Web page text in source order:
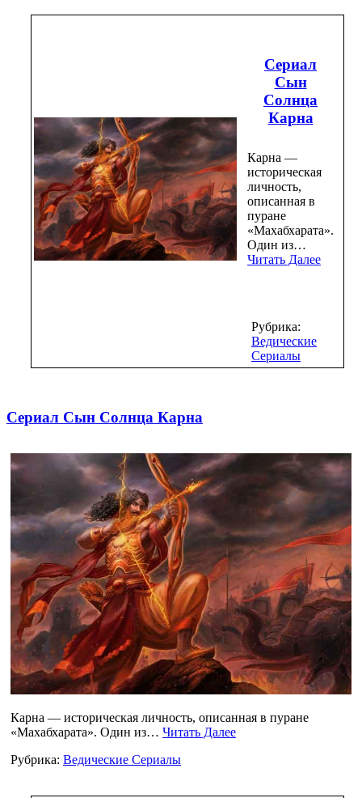
Сериал
Сын
Солнца
Карна
Карна —
историческая
личность,
описанная в
пуране
«Махабхарата».
Один из…
Читать Далее
Рубрика:
Ведические
Сериалы
Сериал Сын Солнца Карна
Карна — историческая личность, описанная в пуране
«Махабхарата». Один из… Читать Далее
Рубрика: Ведические Сериалы